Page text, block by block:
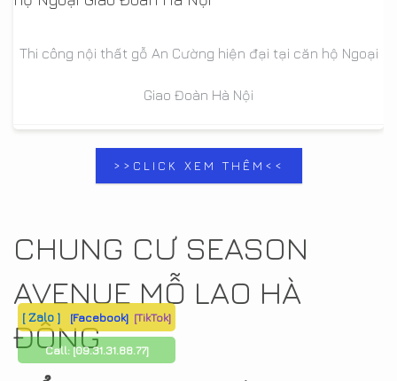
Thi công nội thất gỗ An Cường hiện đại tại căn hộ Ngoại
Giao Đoàn Hà Nội
>>CLICK XEM THÊM<<
CHUNG CƯ SEASON
AVENUE MỖ LAO HÀ
ĐÔNG
[ Zalo ] [Facebook] [TikTok]
Call:[09.31.31.88.77]